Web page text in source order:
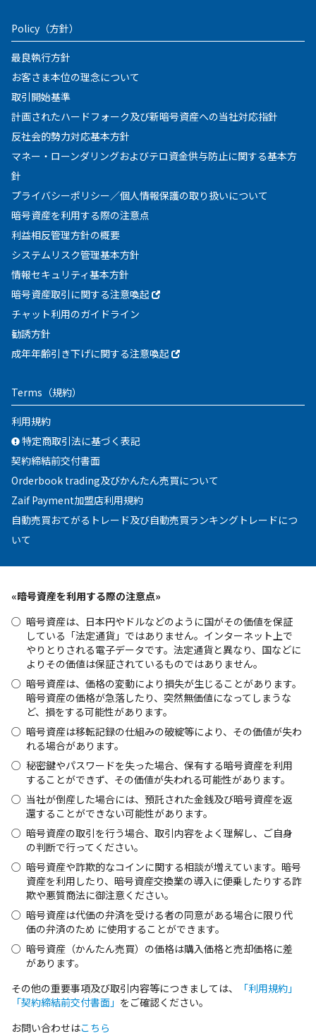
Policy （方針）
最良執行方針
お客さま本位の理念について
取引開始基準
計画されたハードフォーク及び新暗号資産への当社対応指針
反社会的勢力対応基本方針
マネー・ローンダリングおよびテロ資金供与防止に関する基本方
針
プライバシーポリシー／個人情報保護の取り扱いについて
暗号資産を利用する際の注意点
利益相反管理方針の概要
システムリスク管理基本方針
情報セキュリティ基本方針
暗号資産取引に関する注意喚起
チャット利用のガイドライン
勧誘方針
成年年齢引き下げに関する注意喚起
Terms （規約）
利用規約
特定商取引法に基づく表記
契約締結前交付書面
Orderbook trading及びかんたん売買について
Zaif Payment加盟店利用規約
自動売買おてがるトレード及び自動売買ランキングトレードにつ
いて
«暗号資産を利用する際の注意点»
暗号資産は、日本円やドルなどのように国がその価値を保証
している「法定通貨」ではありません。インターネット上で
やりとりされる電子データです。法定通貨と異なり、国などに
よりその価値は保証されているものではありません。
暗号資産は、価格の変動により損失が生じることがあります。
暗号資産の価格が急落したり、突然無価値になってしまうな
ど、損をする可能性があります。
暗号資産は移転記録の仕組みの破綻等により、その価値が失わ
れる場合があります。
秘密鍵やパスワードを失った場合、保有する暗号資産を利用
することができず、その価値が失われる可能性があります。
当社が倒産した場合には、預託された金銭及び暗号資産を返
還することができない可能性があります。
暗号資産の取引を行う場合、取引内容をよく理解し、ご自身
の判断で行ってください。
暗号資産や詐欺的なコインに関する相談が増えています。暗号
資産を利用したり、暗号資産交換業の導入に便乗したりする詐
欺や悪質商法に御注意ください。
暗号資産は代価の弁済を受ける者の同意がある場合に限り代
価の弁済のため に使⽤することができます。
暗号資産（かんたん売買）の価格は購入価格と売却価格に差
があります。
その他の重要事項及び取引内容等につきましては、
「利用規約」
「契約締結前交付書面」 をご確認ください。
お問い合わせはこちら